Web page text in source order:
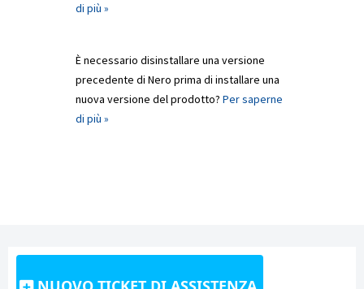
di più »
È necessario disinstallare una versione
precedente di Nero prima di installare una
nuova versione del prodotto? Per saperne
di più »